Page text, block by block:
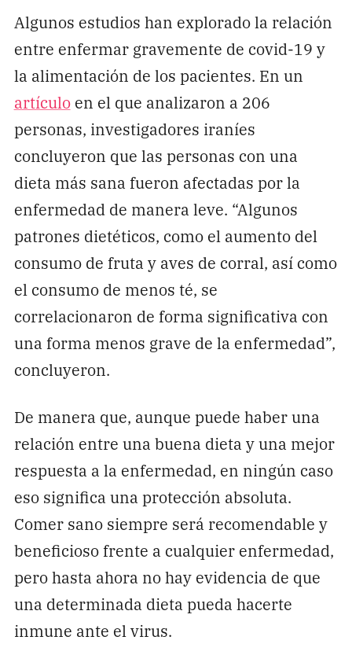
Algunos estudios han explorado la relación
entre enfermar gravemente de covid-19 y
la alimentación de los pacientes. En un
artículoen el que analizaron a 206
personas, investigadores iraníes
concluyeron que las personas con una
dieta más sana fueron afectadas por la
enfermedad de manera leve. “Algunos
patrones dietéticos, como el aumento del
consumo de fruta y aves de corral, así como
el consumo de menos té, se
correlacionaron de forma significativa con
una forma menos grave de la enfermedad”,
concluyeron.
De manera que, aunque puede haber una
relación entre una buena dieta y una mejor
respuesta a la enfermedad, en ningún caso
eso significa una protección absoluta.
Comer sano siempre será recomendable y
beneficioso frente a cualquier enfermedad,
pero hasta ahora no hay evidencia de que
una determinada dieta pueda hacerte
inmune ante el virus.